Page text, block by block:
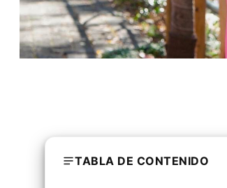
TABLA DE CONTENIDO